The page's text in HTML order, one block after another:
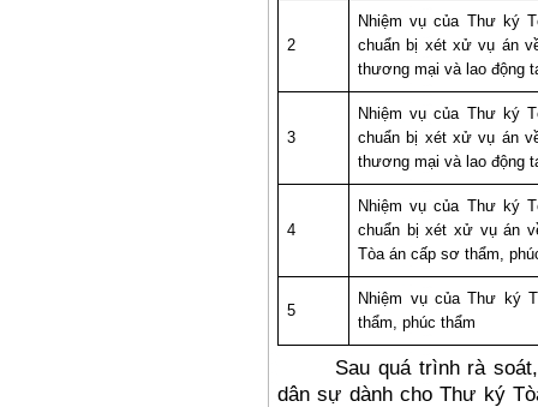
2
Nhiệm vụ của Thư ký
chuẩn bị xét xử vụ án
thương mại và lao động
3
Nhiệm vụ của Thư ký
chuẩn bị xét xử vụ án
thương mại và lao động
4
Nhiệm vụ của Thư ký
chuẩn bị xét xử vụ án
Tòa án cấp sơ thẩm,
5
Nhiệm vụ của Thư ký
thẩm, phúc thẩm
Sau quá trình rà
dân sự dành cho Thư ký